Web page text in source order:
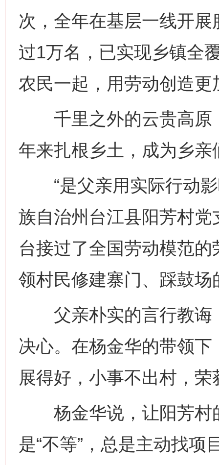
次，全年在基层一线开
过1万名，已实现乡镇全
农民一起，用劳动创造更
千里之外的云贵高原
年来扎根乡土，成为乡亲
“是父亲用实际行动影
族自治州台江县阳芳村
台接过了全国劳动模范
领村民修建寨门、踩鼓
父亲朴实的言行教诲
决心。在杨金华的带领
展得好，小事不出村，荣
杨金华说，让阳芳村
是“不等”，总是主动找